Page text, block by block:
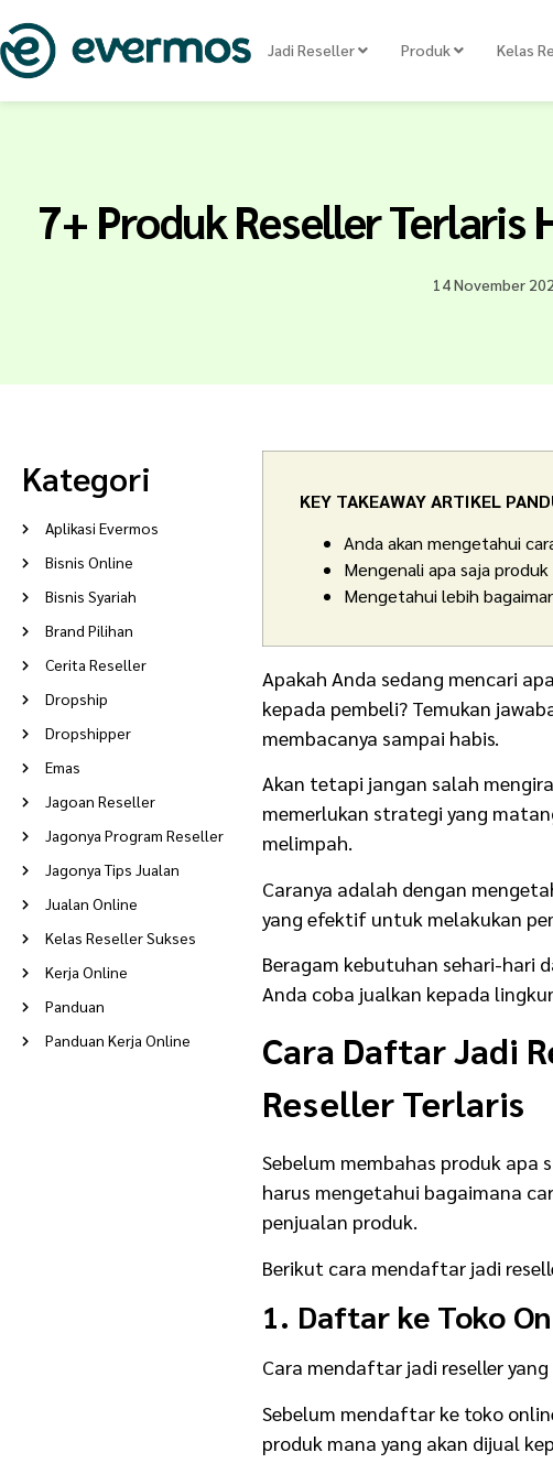
Jadi Reseller Produk Kelas
7+ Produk Reseller Terlaris
14 November
Kategori
Aplikasi Evermos
Bisnis Online
Bisnis Syariah
Brand Pilihan
Cerita Reseller
Dropship
Dropshipper
Emas
Jagoan Reseller
Jagonya Program Reseller
Jagonya Tips Jualan
Jualan Online
Kelas Reseller Sukses
Kerja Online
Panduan
Panduan Kerja Online
KEY TAKEAWAY ARTIKEL
Anda akan mengetahui
Mengenali apa saja
Mengetahui lebih
Apakah Anda sedang mencari
kepada pembeli? Temukan
membacanya sampai habis.
Akan tetapi jangan salah
memerlukan strategi yang
melimpah.
Caranya adalah dengan
yang efektif untuk melakukan
Beragam kebutuhan sehari-hari
Anda coba jualkan kepada
Cara Daftar Jadi
Reseller Terlaris
Sebelum membahas produk apa
harus mengetahui bagaimana
penjualan produk.
Berikut cara mendaftar jadi
1. Daftar ke Toko
Cara mendaftar jadi reseller
Sebelum mendaftar ke toko
produk mana yang akan dijual